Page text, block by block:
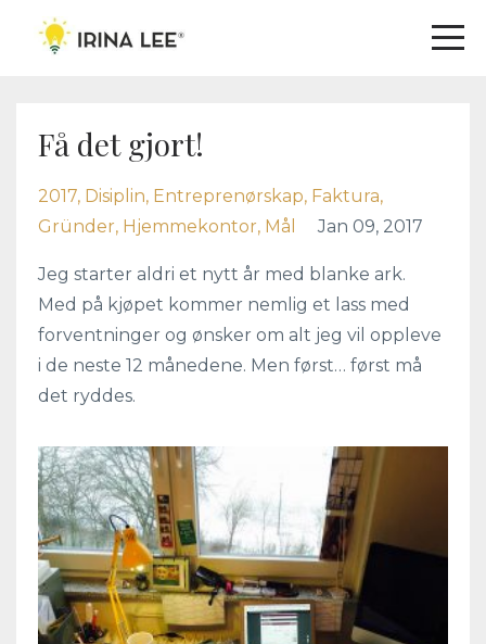
Få det gjort!
2017 Disiplin Entreprenørskap Faktura
Gründer Hjemmekontor Mål Jan 09, 2017
Jeg starter aldri et nytt år med blanke ark.
Med på kjøpet kommer nemlig et lass med
forventninger og ønsker om alt jeg vil oppleve
i de neste 12 månedene. Men først… først må
det ryddes.